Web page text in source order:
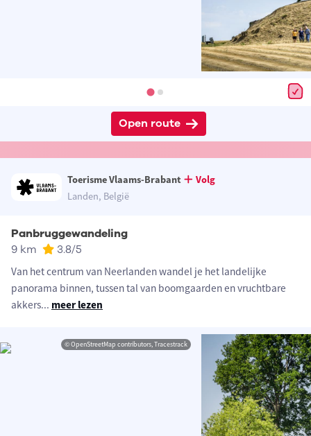
Open route
Toerisme Vlaams-Brabant
Volg
Landen, België
Panbruggewandeling
9 km 3.8/5
Van het centrum van Neerlanden wandel je het landelijke
panorama binnen, tussen tal van boomgaarden en vruchtbare
akkers... meer lezen
© OpenStreetMap contributors, Tracestrack